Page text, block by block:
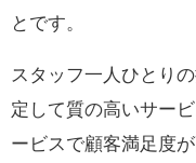
とです。
スタッフ一人ひとり
定して質の高いサー
ービスで顧客満足度が